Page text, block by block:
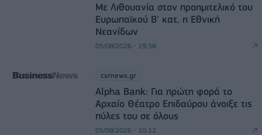
Με Λιθουανία στον προημιτελικό του
Ευρωπαϊκού Β' κατ. η Εθνική
Νεανίδων
05/08/2026 - 19:58
csrnews.gr
Alpha Bank: Για πρώτη φορά το
Αρχαίο Θέατρο Επιδαύρου άνοιξε τις
πύλες του σε όλους
05/08/2026 - 10:12